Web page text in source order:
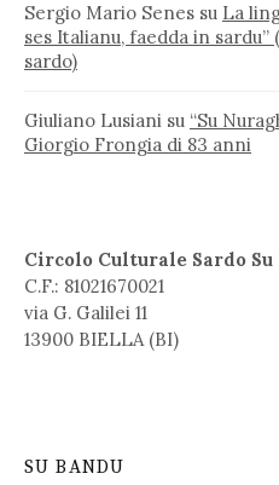
Sergio Mario Senes su La
ses Italianu, faedda in
sardo)
Giuliano Lusiani su “Su
Giorgio Frongia di 83 anni
Circolo Culturale Sardo Su
C.F.: 81021670021
via G. Galilei 11
13900 BIELLA (BI)
SU BANDU